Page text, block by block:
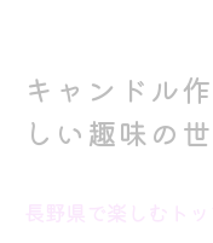
キャンドル
しい趣味の